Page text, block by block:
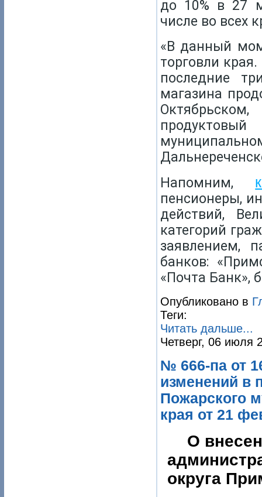
до 10% в 27
числе во всех
«В данный
торговли
последние
магазина
Напомним,
пенсионеры,
действий,
категорий
заявлением,
банков:
«Почта Банк»,
Опубликовано в
Теги:
Читать дальше...
Четверг, 06 июля
№ 666-па от
изменений в
Пожарского
края от 21
О
округа